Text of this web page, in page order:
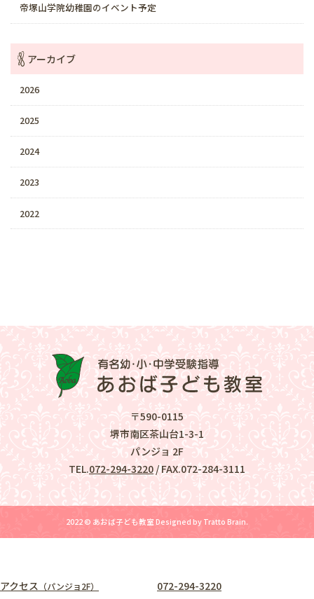
帝塚山学院幼稚園のイベント予定
アーカイブ
2026
2025
2024
2023
2022
〒590-0115
堺市南区茶山台1-3-1
パンジョ 2F
TEL.072-294-3220 / FAX.072-284-3111
2022 © あおば子ども教室 Designed by Tratto Brain.
アクセス （パンジョ2F）
072-294-3220